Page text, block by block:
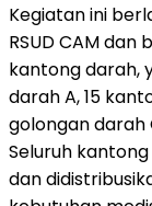
Kegiatan ini
RSUD CAM
kantong darah,
darah A, 15
golongan darah
Seluruh
dan